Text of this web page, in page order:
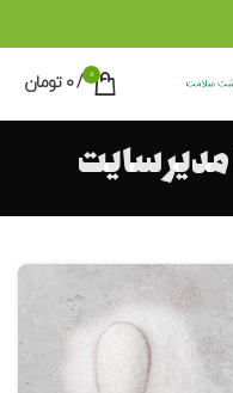
0
/
0 تومان
مدیر سایت